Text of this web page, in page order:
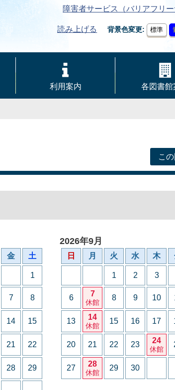
障害者サービス（バリアフリー
読み上げる 背景色変更 標準
利用案内 各図書館
こ
金 土
1
7 8
14 15
21 22
28 29
2026年9月
日 月 火 水 木
1 2 3
6 7
休館
8 9 10
13 14
休館
15 16 17
20 21 22 23 24
休館
27 28
休館
29 30